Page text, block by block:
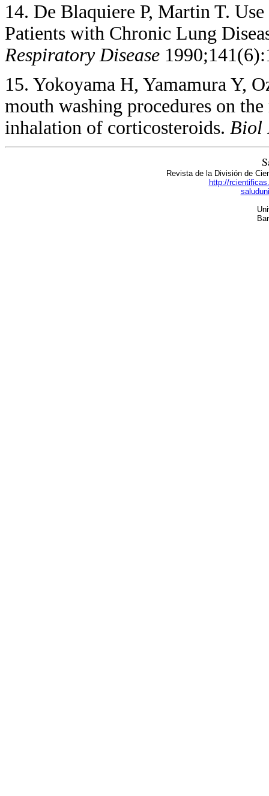
14. De Blaquiere P, Martin T.
Patients with Chronic Lung
Respiratory Disease
15. Yokoyama H, Yamamura Y,
mouth washing procedures on
inhalation of corticosteroids. Biol
Revista de la División de
http://